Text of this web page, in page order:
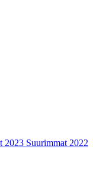
2023 Suurimmat 2022